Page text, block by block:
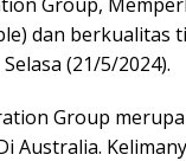
dan berkualitas
(21/5/2024).
Group
Australia.